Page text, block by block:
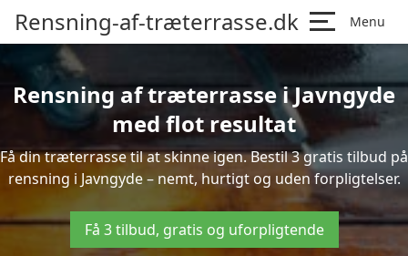
Rensning-af-træterrasse.dk Menu
Rensning af træterrasse i Javngyde
med flot resultat
Få din træterrasse til at skinne igen. Bestil 3 gratis tilbud på
rensning i Javngyde – nemt, hurtigt og uden forpligtelser.
Få 3 tilbud, gratis og uforpligtende